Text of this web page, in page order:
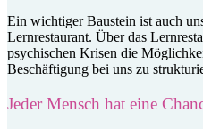
Ein wichtiger Baustein ist auch
Lernrestaurant. Über das
psychischen Krisen die
Beschäftigung bei uns zu
Jeder Mensch hat eine